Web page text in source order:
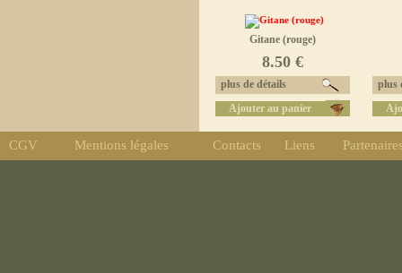
Gitane (rouge)
8.50 €
plus de détails
Ajouter au panier
plus
CGV Mentions légales Contacts Liens